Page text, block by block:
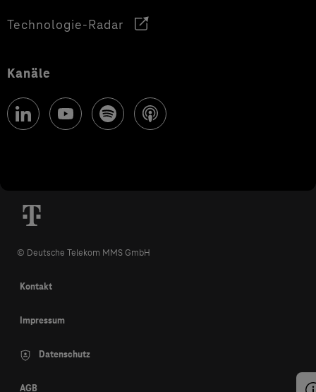
Technologie-Radar
Kanäle
© Deutsche Telekom MMS GmbH
Kontakt
Impressum
Datenschutz
AGB